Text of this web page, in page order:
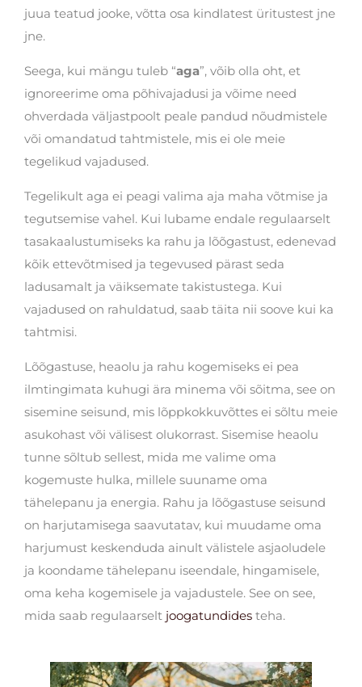
juua teatud jooke, võtta osa kindlatest üritustest jne
jne.
Seega, kui mängu tuleb “aga”, võib olla oht, et
ignoreerime oma põhivajadusi ja võime need
ohverdada väljastpoolt peale pandud nõudmistele
või omandatud tahtmistele, mis ei ole meie
tegelikud vajadused.
Tegelikult aga ei peagi valima aja maha võtmise ja
tegutsemise vahel. Kui lubame endale regulaarselt
tasakaalustumiseks ka rahu ja lõõgastust, edenevad
kõik ettevõtmised ja tegevused pärast seda
ladusamalt ja väiksemate takistustega. Kui
vajadused on rahuldatud, saab täita nii soove kui ka
tahtmisi.
Lõõgastuse, heaolu ja rahu kogemiseks ei pea
ilmtingimata kuhugi ära minema või sõitma, see on
sisemine seisund, mis lõppkokkuvõttes ei sõltu meie
asukohast või välisest olukorrast. Sisemise heaolu
tunne sõltub sellest, mida me valime oma
kogemuste hulka, millele suuname oma
tähelepanu ja energia. Rahu ja lõõgastuse seisund
on harjutamisega saavutatav, kui muudame oma
harjumust keskenduda ainult välistele asjaoludele
ja koondame tähelepanu iseendale, hingamisele,
oma keha kogemisele ja vajadustele. See on see,
mida saab regulaarselt joogatundides teha.